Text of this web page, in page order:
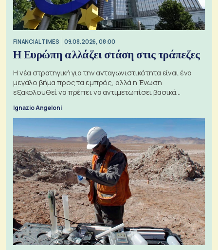
FINANCIAL TIMES 09.08.2026, 08:00
Η Ευρώπη αλλάζει στάση στις τράπεζες
Η νέα στρατηγική για την ανταγωνιστικότητα είναι ένα
μεγάλο βήμα προς τα εμπρός, αλλά η Ένωση
εξακολουθεί να πρέπει να αντιμετωπίσει βασικά
Ignazio Angeloni